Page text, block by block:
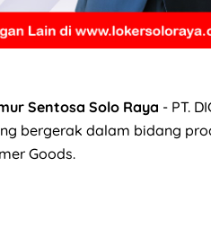
Sentosa Solo Raya - PT.
bergerak dalam bidang
Goods.